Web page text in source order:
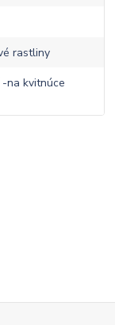
rastliny
na kvitnúce